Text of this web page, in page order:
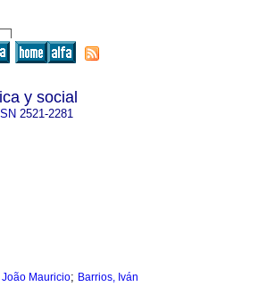
y social
2521-2281
Mauricio; Barrios, Iván